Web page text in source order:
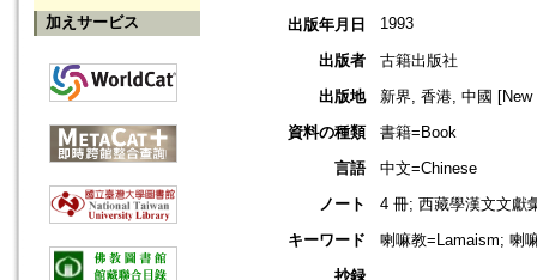
加えサービス
出版年月日
1993
出版者
古籍出版社
出版地
新界, 香港, 中國
資料の種類
書籍=Book
言語
中文=Chinese
ノート
4 冊; 西藏學漢文文獻
キーワード
喇嘛教=Lamaism; 喇
抄録